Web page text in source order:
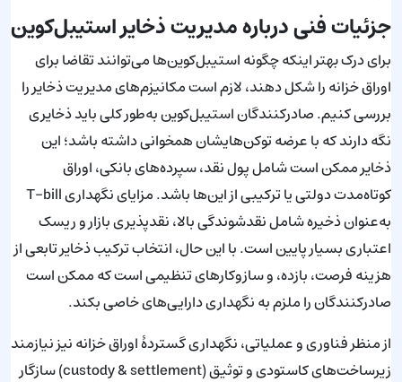
جزئیات فنی درباره مدیریت ذخایر استیبل‌کوین
برای درک بهتر اینکه چگونه استیبل‌کوین‌ها می‌توانند تقاضا برای
اوراق خزانه را شکل دهند، لازم است مکانیزم‌های مدیریت ذخایر را
بررسی کنیم. صادرکنندگان استیبل‌کوین به‌طور کلی باید ذخایری
نگه دارند که با عرضه توکن‌هایشان همخوانی داشته باشد؛ این
ذخایر ممکن است شامل پول نقد، سپرده‌های بانکی، اوراق
کوتاه‌مدت دولتی یا ترکیبی از این‌ها باشد. مزایای نگهداری T-bill
به‌عنوان ذخیره شامل نقدشوندگی بالا، نقدپذیری بازار و ریسک
اعتباری بسیار پایین است. با این حال، انتخاب ترکیب ذخایر تابعی از
هزینه فرصت، بازده، و سازوکارهای تنظیمی است که ممکن است
صادرکنندگان را ملزم به نگهداری دارایی‌های خاصی بکند.
از منظر فناوری و عملیاتی، نگهداری گستردهٔ اوراق خزانه نیز نیازمند
زیرساخت‌های کاستودی و توثیق (custody & settlement) سازگار